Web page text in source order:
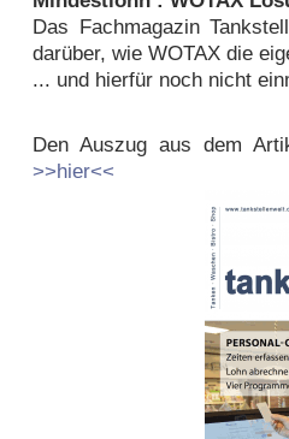
Das Fachmagazin
darüber, wie WOTAX die
... und hierfür noch nicht
Den Auszug aus dem
>>hier<<